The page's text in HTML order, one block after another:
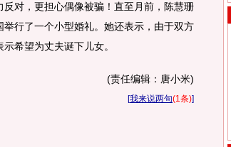
对，更担心偶像被骗！直至月前，陈慧珊
行了一个小型婚礼。她还表示，由于双方
示希望为丈夫诞下儿女。
(责任编辑：唐小米)
[我来说两句(1条)]